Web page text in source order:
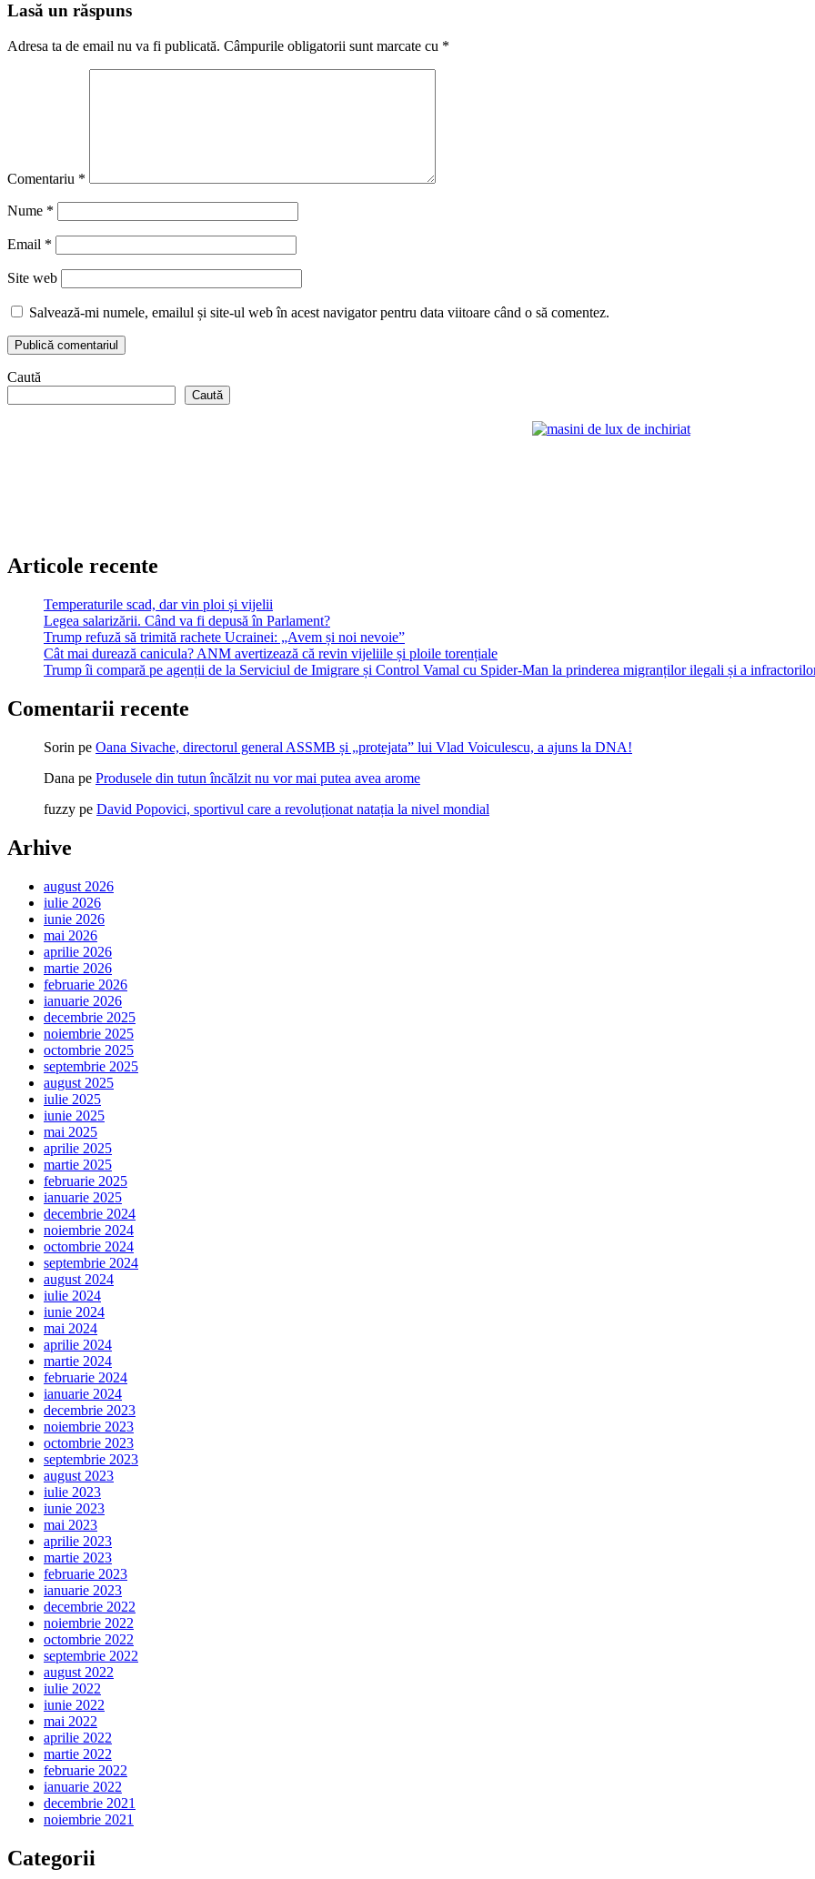
Lasă un răspuns
Adresa ta de email nu va fi publicată. Câmpurile obligatorii sunt marcate cu *
Comentariu *
Nume *
Email *
Site web
Salvează-mi numele, emailul și site-ul web în acest navigator pentru data viitoare când o să comentez.
Caută
Caută
Articole recente
Temperaturile scad, dar vin ploi și vijelii
Legea salarizării. Când va fi depusă în Parlament?
Trump refuză să trimită rachete Ucrainei: „Avem și noi nevoie”
Cât mai durează canicula? ANM avertizează că revin vijeliile și ploile torențiale
Trump îi compară pe agenții de la Serviciul de Imigrare și Control Vamal cu Spider-Man la prinderea migranților ilegali și a
Comentarii recente
Sorin pe Oana Sivache, directorul general ASSMB și „protejata” lui Vlad Voiculescu, a ajuns la DNA!
Dana pe Produsele din tutun încălzit nu vor mai putea avea arome
fuzzy pe David Popovici, sportivul care a revoluționat natația la nivel mondial
Arhive
august 2026
iulie 2026
iunie 2026
mai 2026
aprilie 2026
martie 2026
februarie 2026
ianuarie 2026
decembrie 2025
noiembrie 2025
octombrie 2025
septembrie 2025
august 2025
iulie 2025
iunie 2025
mai 2025
aprilie 2025
martie 2025
februarie 2025
ianuarie 2025
decembrie 2024
noiembrie 2024
octombrie 2024
septembrie 2024
august 2024
iulie 2024
iunie 2024
mai 2024
aprilie 2024
martie 2024
februarie 2024
ianuarie 2024
decembrie 2023
noiembrie 2023
octombrie 2023
septembrie 2023
august 2023
iulie 2023
iunie 2023
mai 2023
aprilie 2023
martie 2023
februarie 2023
ianuarie 2023
decembrie 2022
noiembrie 2022
octombrie 2022
septembrie 2022
august 2022
iulie 2022
iunie 2022
mai 2022
aprilie 2022
martie 2022
februarie 2022
ianuarie 2022
decembrie 2021
noiembrie 2021
Categorii